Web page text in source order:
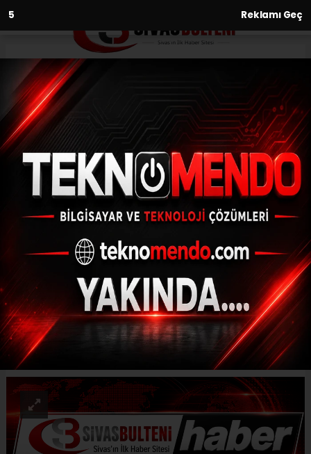
2 Reklamı Geç
Anasayfa Asayiş
İstanbul’da iş yerlerini
kurşunlayan organize suç
örgütü üyesi 15 şüpheli
yakalandı
ASAYIŞ
(İHA) - İhlas Haber Ajansı | 31.07.2024 - 08:31, Güncelleme: 31.07.2024
- 08:02
İstanbul’da iş yerlerini kurşunlayan
organize suç örgütü üyesi 15 şüpheli
yakalandı
ABONE OL